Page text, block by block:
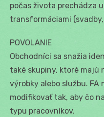
počas života prechádza
transformáciami
POVOLANIE
Obchodníci sa snažia
také skupiny, ktoré majú
výrobky alebo službu. FA
modifikovať tak, aby čo
typu pracovníkov.